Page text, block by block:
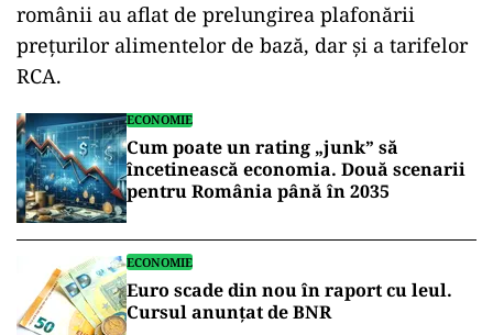
românii au aflat de prelungirea plafonării
preţurilor alimentelor de bază, dar şi a tarifelor
RCA.
ECONOMIE
Cum poate un rating „junk” să
încetinească economia. Două scenarii
pentru România până în 2035
ECONOMIE
Euro scade din nou în raport cu leul.
Cursul anunțat de BNR